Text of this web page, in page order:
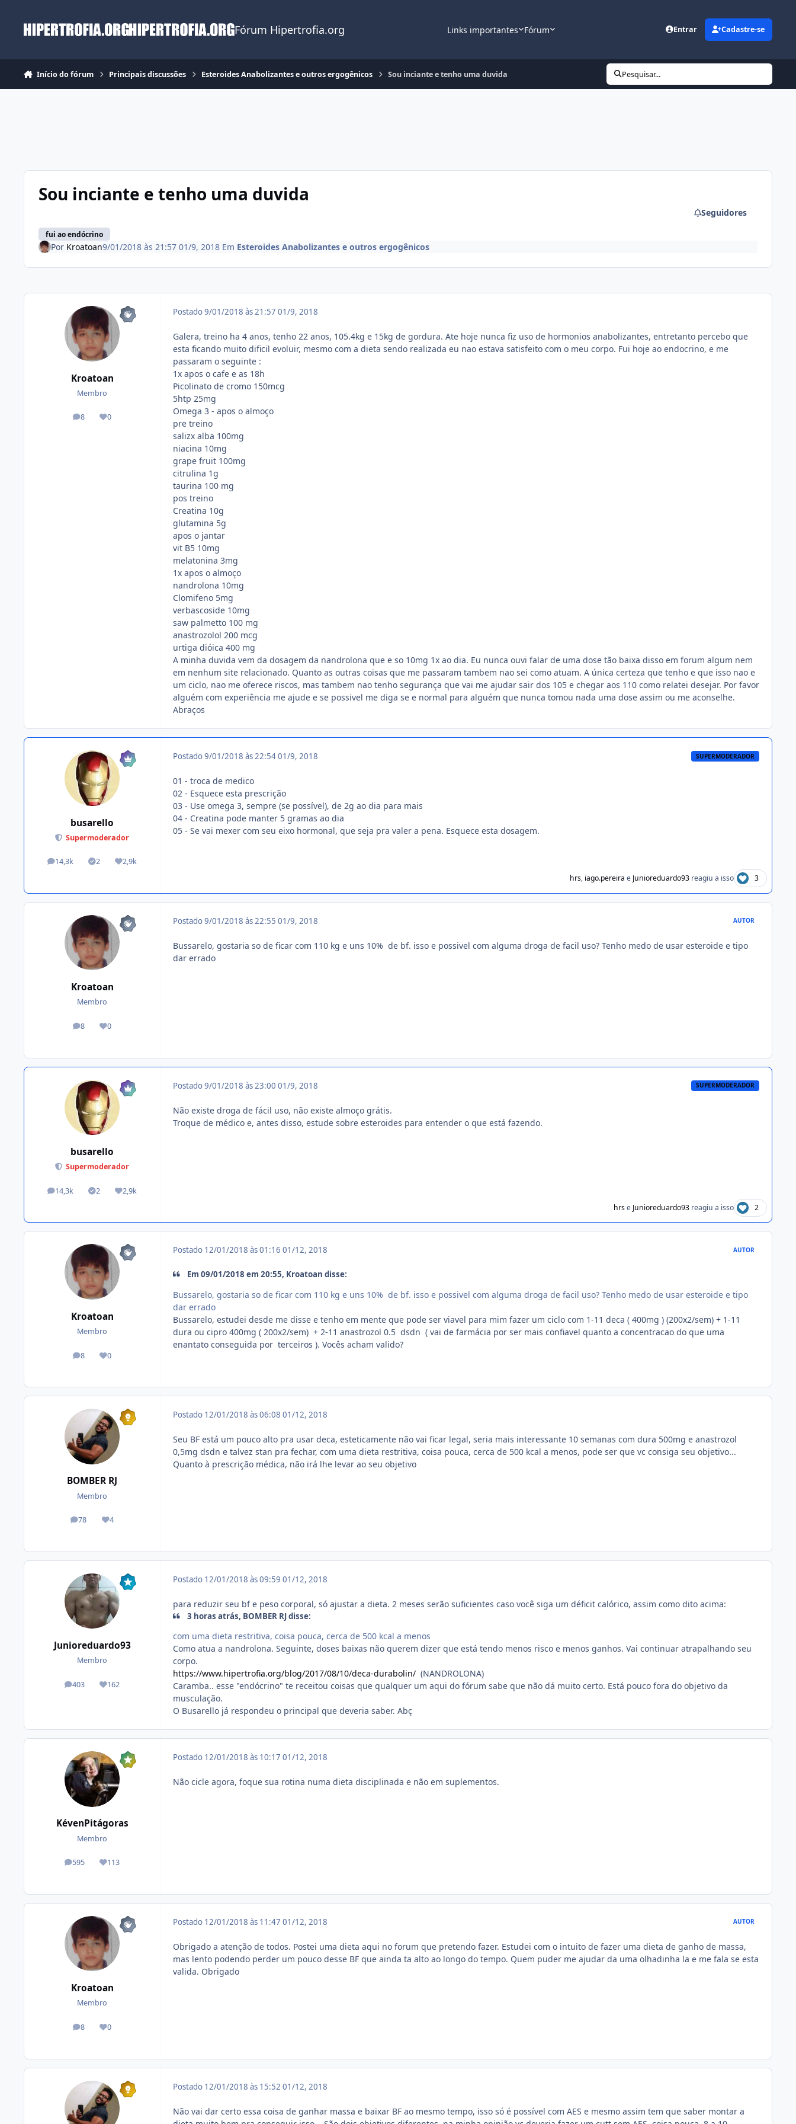
Fórum Hipertrofia.org Links importantes Fórum Entrar Cadastre-se
Início do fórum Principais discussões Esteroides Anabolizantes e outros ergogênicos Sou inciante e tenho uma duvida Pesquisar...
Sou inciante e tenho uma duvida
fui ao endócrino
Seguidores
Por Kroatoan9/01/2018 às 21:57 01/9, 2018 Em Esteroides Anabolizantes e outros ergogênicos
Kroatoan
Membro
8
posts 0
Reputação
Postado9/01/2018 às 21:57 01/9, 2018
Galera, treino ha 4 anos, tenho 22 anos, 105.4kg e 15kg de gordura. Ate hoje nunca fiz uso de hormonios anabolizantes, entretanto percebo que
esta ficando muito dificil evoluir, mesmo com a dieta sendo realizada eu nao estava satisfeito com o meu corpo. Fui hoje ao endocrino, e me
passaram o seguinte :
1x apos o cafe e as 18h
Picolinato de cromo 150mcg
5htp 25mg
Omega 3 - apos o almoço
pre treino
salizx alba 100mg
niacina 10mg
grape fruit 100mg
citrulina 1g
taurina 100 mg
pos treino
Creatina 10g
glutamina 5g
apos o jantar
vit B5 10mg
melatonina 3mg
1x apos o almoço
nandrolona 10mg
Clomifeno 5mg
verbascoside 10mg
saw palmetto 100 mg
anastrozolol 200 mcg
urtiga dióica 400 mg
A minha duvida vem da dosagem da nandrolona que e so 10mg 1x ao dia. Eu nunca ouvi falar de uma dose tão baixa disso em forum algum nem
em nenhum site relacionado. Quanto as outras coisas que me passaram tambem nao sei como atuam. A única certeza que tenho e que isso nao e
um ciclo, nao me oferece riscos, mas tambem nao tenho segurança que vai me ajudar sair dos 105 e chegar aos 110 como relatei desejar. Por favor
alguém com experiência me ajude e se possivel me diga se e normal para alguém que nunca tomou nada uma dose assim ou me aconselhe.
Abraços
busarello
Supermoderador
14,3k
posts 2
Tópicos solucionados
2,9k
Reputação
Postado9/01/2018 às 22:5401/9, 2018 SUPERMODERADOR
01 - troca de medico
02 - Esquece esta prescrição
03 - Use omega 3, sempre (se possível), de 2g ao dia para mais
04 - Creatina pode manter 5 gramas ao dia
05 - Se vai mexer com seu eixo hormonal, que seja pra valer a pena. Esquece esta dosagem.
hrs, iago.pereira e Junioreduardo93reagiu a isso 3
Kroatoan
Membro
8
posts 0
Reputação
Postado9/01/2018 às 22:55 01/9, 2018 AUTOR
Bussarelo, gostaria so de ficar com 110 kg e uns 10% de bf. isso e possivel com alguma droga de facil uso? Tenho medo de usar esteroide e tipo
dar errado
busarello
Supermoderador
14,3k
posts 2
Tópicos solucionados
2,9k
Reputação
Postado9/01/2018 às 23:00 01/9, 2018 SUPERMODERADOR
Não existe droga de fácil uso, não existe almoço grátis.
Troque de médico e, antes disso, estude sobre esteroides para entender o que está fazendo.
hrse Junioreduardo93reagiu a isso 2
Kroatoan
Membro
8
posts 0
Reputação
Postado 12/01/2018 às 01:16 01/12, 2018 AUTOR
Em 09/01/2018 em 20:55, Kroatoan disse:
Bussarelo, gostaria so de ficar com 110 kg e uns 10% de bf. isso e possivel com alguma droga de facil uso? Tenho medo de usar esteroide e tipo
dar errado
Bussarelo, estudei desde me disse e tenho em mente que pode ser viavel para mim fazer um ciclo com 1-11 deca ( 400mg ) (200x2/sem) + 1-11
dura ou cipro 400mg ( 200x2/sem) + 2-11 anastrozol 0.5 dsdn ( vai de farmácia por ser mais confiavel quanto a concentracao do que uma
enantato conseguida por terceiros ). Vocês acham valido?
BOMBER RJ
Membro
78
posts 4
Reputação
Postado 12/01/2018 às 06:08 01/12, 2018
Seu BF está um pouco alto pra usar deca, esteticamente não vai ficar legal, seria mais interessante 10 semanas com dura 500mg e anastrozol
0,5mg dsdn e talvez stan pra fechar, com uma dieta restritiva, coisa pouca, cerca de 500 kcal a menos, pode ser que vc consiga seu objetivo...
Quanto à prescrição médica, não irá lhe levar ao seu objetivo
Junioreduardo93
Membro
403
posts 162
Reputação
Postado 12/01/2018 às 09:59 01/12, 2018
para reduzir seu bf e peso corporal, só ajustar a dieta. 2 meses serão suficientes caso você siga um déficit calórico, assim como dito acima:
3 horas atrás, BOMBER RJ disse:
com uma dieta restritiva, coisa pouca, cerca de 500 kcal a menos
Como atua a nandrolona. Seguinte, doses baixas não querem dizer que está tendo menos risco e menos ganhos. Vai continuar atrapalhando seu
corpo.
https://www.hipertrofia.org/blog/2017/08/10/deca-durabolin/ (NANDROLONA)
Caramba.. esse "endócrino" te receitou coisas que qualquer um aqui do fórum sabe que não dá muito certo. Está pouco fora do objetivo da
musculação.
O Busarello já respondeu o principal que deveria saber. Abç
KévenPitágoras
Membro
595
posts 113
Reputação
Postado 12/01/2018 às 10:17 01/12, 2018
Não cicle agora, foque sua rotina numa dieta disciplinada e não em suplementos.
Kroatoan
Membro
8
posts 0
Reputação
Postado 12/01/2018 às 11:47 01/12, 2018 AUTOR
Obrigado a atenção de todos. Postei uma dieta aqui no forum que pretendo fazer. Estudei com o intuito de fazer uma dieta de ganho de massa,
mas lento podendo perder um pouco desse BF que ainda ta alto ao longo do tempo. Quem puder me ajudar da uma olhadinha la e me fala se esta
valida. Obrigado
Postado 12/01/2018 às 15:52 01/12, 2018
Não vai dar certo essa coisa de ganhar massa e baixar BF ao mesmo tempo, isso só é possível com AES e mesmo assim tem que saber montar a